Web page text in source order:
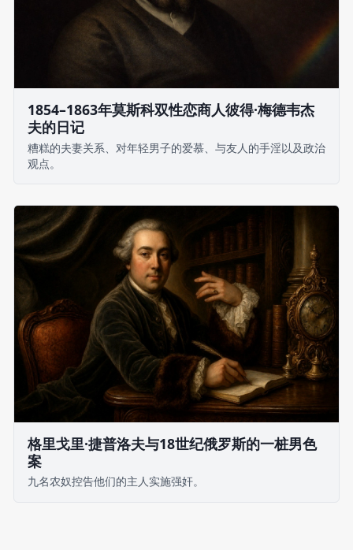
1854–1863年莫斯科双性恋商人彼得·梅德韦杰
夫的日记
糟糕的夫妻关系、对年轻男子的爱慕、与友人的手淫以及政治
观点。
格里戈里·捷普洛夫与18世纪俄罗斯的一桩男色
案
九名农奴控告他们的主人实施强奸。